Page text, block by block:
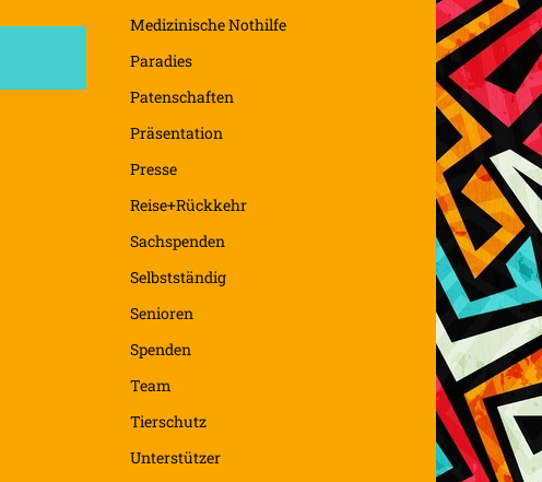
Medizinische Nothilfe
Paradies
Patenschaften
Präsentation
Presse
Reise+Rückkehr
Sachspenden
Selbstständig
Senioren
Spenden
Team
Tierschutz
Unterstützer